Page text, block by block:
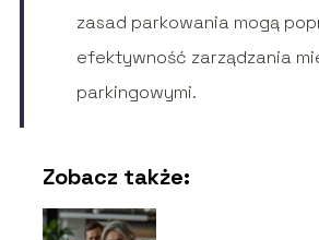
zasad parkowania mogą
efektywność zarządzania
parkingowymi.
Zobacz także: